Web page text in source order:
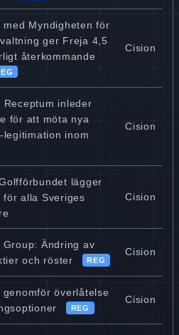
med Myndigheten för
ger Freja 4,5
återkommande
Cision
Receptum inleder
för att möta nya
legitimation inom
Cision
lägger
för alla Sveriges
Cision
Group: Ändring av
och röster
REG
Cision
genomför överlåtelse
REG
Cision